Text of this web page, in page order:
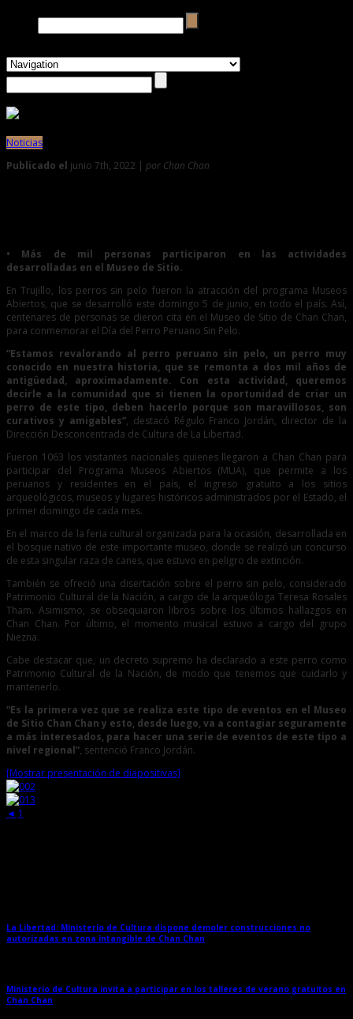
Noticias
Publicado el junio 7th, 2022 | por Chan Chan
• Más de mil personas participaron en las actividades
desarrolladas en el Museo de Sitio.
En Trujillo, los perros sin pelo fueron la atracción del programa Museos
Abiertos, que se desarrolló este domingo 5 de junio, en todo el país. Así,
centenares de personas se dieron cita en el Museo de Sitio de Chan Chan,
para conmemorar el Día del Perro Peruano Sin Pelo.
“Estamos revalorando al perro peruano sin pelo, un perro muy
conocido en nuestra historia, que se remonta a dos mil años de
antigüedad, aproximadamente. Con esta actividad, queremos
decirle a la comunidad que si tienen la oportunidad de criar un
perro de este tipo, deben hacerlo porque son maravillosos, son
curativos y amigables”, destacó Régulo Franco Jordán, director de la
Dirección Desconcentrada de Cultura de La Libertad.
Fueron 1063 los visitantes nacionales quienes llegaron a Chan Chan para
participar del Programa Museos Abiertos (MUA), que permite a los
peruanos y residentes en el país, el ingreso gratuito a los sitios
arqueológicos, museos y lugares históricos administrados por el Estado, el
primer domingo de cada mes.
En el marco de la feria cultural organizada para la ocasión, desarrollada en
el bosque nativo de este importante museo, donde se realizó un concurso
de esta singular raza de canes, que estuvo en peligro de extinción.
También se ofreció una disertación sobre el perro sin pelo, considerado
Patrimonio Cultural de la Nación, a cargo de la arqueóloga Teresa Rosales
Tham. Asimismo, se obsequiaron libros sobre los últimos hallazgos en
Chan Chan. Por último, el momento musical estuvo a cargo del grupo
Niezna.
Cabe destacar que, un decreto supremo ha declarado a este perro como
Patrimonio Cultural de la Nación, de modo que tenemos que cuidarlo y
mantenerlo.
“Es la primera vez que se realiza este tipo de eventos en el Museo
de Sitio Chan Chan y esto, desde luego, va a contagiar seguramente
a más interesados, para hacer una serie de eventos de este tipo a
nivel regional”, sentenció Franco Jordán.
[Mostrar presentación de diapositivas]
◄ 1
La Libertad: Ministerio de Cultura dispone demoler construcciones no
autorizadas en zona intangible de Chan Chan
Ministerio de Cultura invita a participar en los talleres de verano gratuitos en
Chan Chan